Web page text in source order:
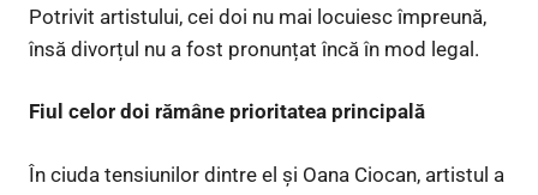
Potrivit artistului, cei doi nu mai locuiesc împreună,
însă divorțul nu a fost pronunțat încă în mod legal.
Fiul celor doi rămâne prioritatea principală
În ciuda tensiunilor dintre el și Oana Ciocan, artistul a